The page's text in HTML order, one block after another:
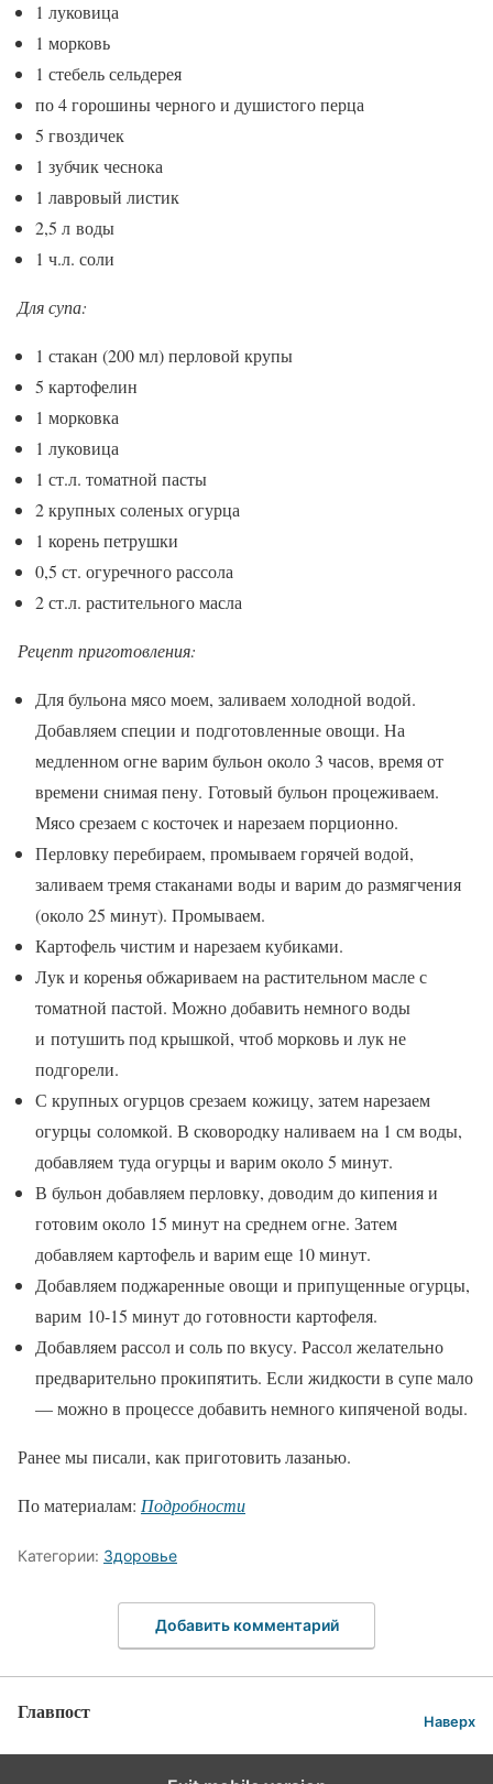
1 луковица
1 морковь
1 стебель сельдерея
по 4 горошины черного и душистого перца
5 гвоздичек
1 зубчик чеснока
1 лавровый листик
2,5 л воды
1 ч.л. соли
Для супа:
1 стакан (200 мл) перловой крупы
5 картофелин
1 морковка
1 луковица
1 ст.л. томатной пасты
2 крупных соленых огурца
1 корень петрушки
0,5 ст. огуречного рассола
2 ст.л. растительного масла
Рецепт приготовления:
Для бульона мясо моем, заливаем холодной водой.
Добавляем специи и подготовленные овощи. На
медленном огне варим бульон около 3 часов, время от
времени снимая пену. Готовый бульон процеживаем.
Мясо срезаем с косточек и нарезаем порционно.
Перловку перебираем, промываем горячей водой,
заливаем тремя стаканами воды и варим до размягчения
(около 25 минут). Промываем.
Картофель чистим и нарезаем кубиками.
Лук и коренья обжариваем на растительном масле с
томатной пастой. Можно добавить немного воды
и потушить под крышкой, чтоб морковь и лук не
подгорели.
С крупных огурцов срезаем кожицу, затем нарезаем
огурцы соломкой. В сковородку наливаем на 1 см воды,
добавляем туда огурцы и варим около 5 минут.
В бульон добавляем перловку, доводим до кипения и
готовим около 15 минут на среднем огне. Затем
добавляем картофель и варим еще 10 минут.
Добавляем поджаренные овощи и припущенные огурцы,
варим 10-15 минут до готовности картофеля.
Добавляем рассол и соль по вкусу. Рассол желательно
предварительно прокипятить. Если жидкости в супе мало
— можно в процессе добавить немного кипяченой воды.
Ранее мы писали, как приготовить лазанью.
По материалам: Подробности
Категории: Здоровье
Добавить комментарий
Главпост Наверх